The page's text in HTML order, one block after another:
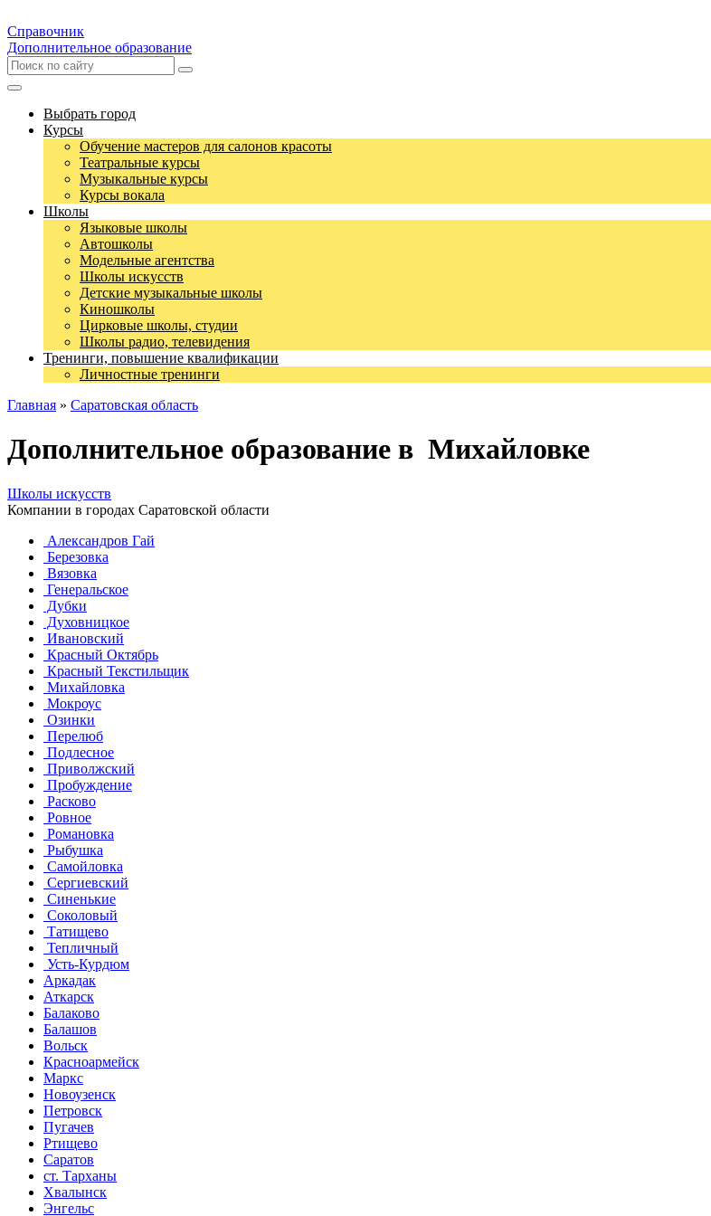
Справочник
Дополнительное образование
Выбрать город
Курсы
Обучение мастеров для салонов красоты
Театральные курсы
Музыкальные курсы
Курсы вокала
Школы
Языковые школы
Автошколы
Модельные агентства
Школы искусств
Детские музыкальные школы
Киношколы
Цирковые школы, студии
Школы радио, телевидения
Тренинги, повышение квалификации
Личностные тренинги
Главная » Саратовская область
Дополнительное образование в Михайловке
Школы искусств
Компании в городах Саратовской области
Александров Гай
Березовка
Вязовка
Генеральское
Дубки
Духовницкое
Ивановский
Красный Октябрь
Красный Текстильщик
Михайловка
Мокроус
Озинки
Перелюб
Подлесное
Приволжский
Пробуждение
Расково
Ровное
Романовка
Рыбушка
Самойловка
Сергиевский
Синенькие
Соколовый
Татищево
Тепличный
Усть-Курдюм
Аркадак
Аткарск
Балаково
Балашов
Вольск
Красноармейск
Маркс
Новоузенск
Петровск
Пугачев
Ртищево
Саратов
ст. Тарханы
Хвалынск
Энгельс